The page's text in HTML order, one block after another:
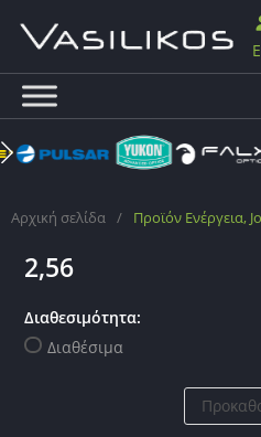
Αρχική σελίδα / Προϊόν Ενέργεια,
2,56
Διαθεσιμότητα:
Διαθέσιμα